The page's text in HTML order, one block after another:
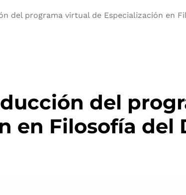
del programa virtual de Especialización en
del
en Filosofía del